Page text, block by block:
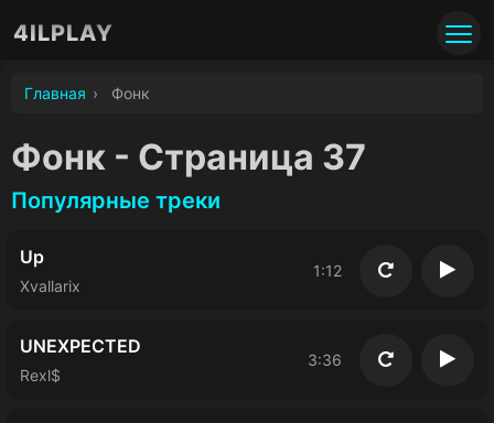
4ILPLAY
Главная › Фoнк
Фoнк - Страница 37
Популярные треки
Up
Xvallarix
1:12 Повторить
UNEXPECTED
Rexl$
3:36 Повторить